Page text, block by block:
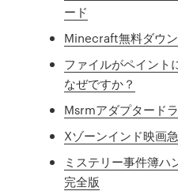
ード
Minecraft無料ダウン
ファイルがペイント
なぜですか？
Msrmアダプタード
Xゾーンインド映画
ミステリー事件簿ハ
完全版